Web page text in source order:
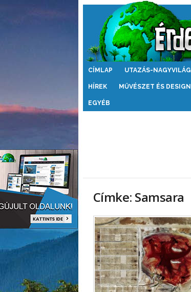
Érdekes
CÍMLAP UTAZÁS-NAGYVILÁG
HÍREK MŰVÉSZET ÉS DESIGN
EGYÉB
Címke: Samsara